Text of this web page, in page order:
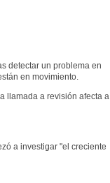
detectar un problema en
en movimiento.
llamada a revisión afecta a
a investigar "el creciente